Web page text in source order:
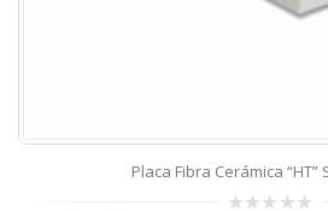
Placa Fibra Cerámica “HT”